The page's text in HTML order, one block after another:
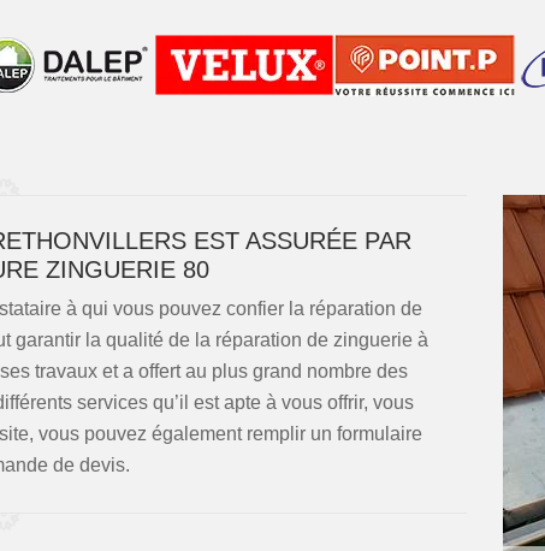
EST ASSURÉE PAR
ZINGUERIE 80
à qui vous pouvez confier la réparation de
garantir la qualité de la réparation de zinguerie à
travaux et a offert au plus grand nombre des
services qu’il est apte à vous offrir, vous
vous pouvez également remplir un formulaire
de devis.